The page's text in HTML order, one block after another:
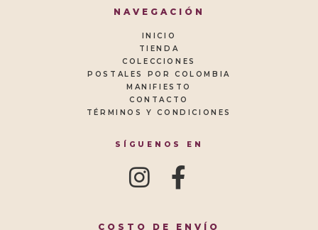
NAVEGACIÓN
INICIO
TIENDA
COLECCIONES
POSTALES POR COLOMBIA
MANIFIESTO
CONTACTO
TÉRMINOS Y CONDICIONES
SÍGUENOS EN
COSTO DE ENVÍO